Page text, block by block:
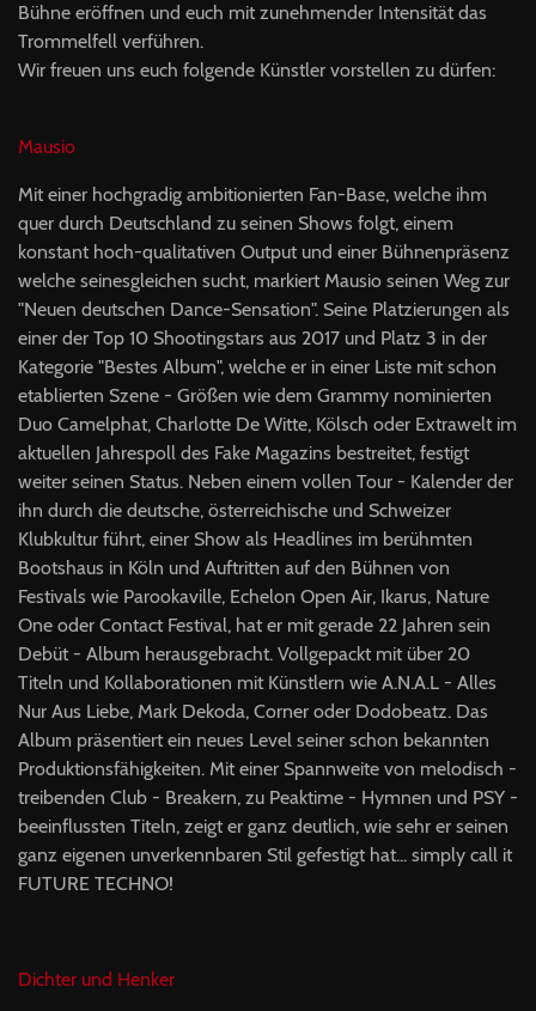
Bühne eröffnen und euch mit zunehmender Intensität das
Trommelfell verführen.
Wir freuen uns euch folgende Künstler vorstellen zu dürfen:
Mausio
Mit einer hochgradig ambitionierten Fan-Base, welche ihm
quer durch Deutschland zu seinen Shows folgt, einem
konstant hoch-qualitativen Output und einer Bühnenpräsenz
welche seinesgleichen sucht, markiert Mausio seinen Weg zur
"Neuen deutschen Dance-Sensation". Seine Platzierungen als
einer der Top 10 Shootingstars aus 2017 und Platz 3 in der
Kategorie "Bestes Album", welche er in einer Liste mit schon
etablierten Szene - Größen wie dem Grammy nominierten
Duo Camelphat, Charlotte De Witte, Kölsch oder Extrawelt im
aktuellen Jahrespoll des Fake Magazins bestreitet, festigt
weiter seinen Status. Neben einem vollen Tour - Kalender der
ihn durch die deutsche, österreichische und Schweizer
Klubkultur führt, einer Show als Headlines im berühmten
Bootshaus in Köln und Auftritten auf den Bühnen von
Festivals wie Parookaville, Echelon Open Air, Ikarus, Nature
One oder Contact Festival, hat er mit gerade 22 Jahren sein
Debüt - Album herausgebracht. Vollgepackt mit über 20
Titeln und Kollaborationen mit Künstlern wie A.N.A.L - Alles
Nur Aus Liebe, Mark Dekoda, Corner oder Dodobeatz. Das
Album präsentiert ein neues Level seiner schon bekannten
Produktionsfähigkeiten. Mit einer Spannweite von melodisch -
treibenden Club - Breakern, zu Peaktime - Hymnen und PSY -
beeinflussten Titeln, zeigt er ganz deutlich, wie sehr er seinen
ganz eigenen unverkennbaren Stil gefestigt hat... simply call it
FUTURE TECHNO!
Dichter und Henker